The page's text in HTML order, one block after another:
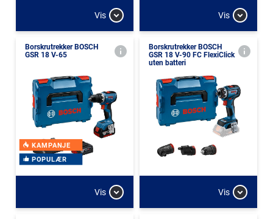
Vis Vis
Borskrutrekker BOSCH
GSR 18 V-65
KAMPANJE
POPULÆR
Vis
Borskrutrekker BOSCH
GSR 18 V-90 FC FlexiClick
uten batteri
Vis